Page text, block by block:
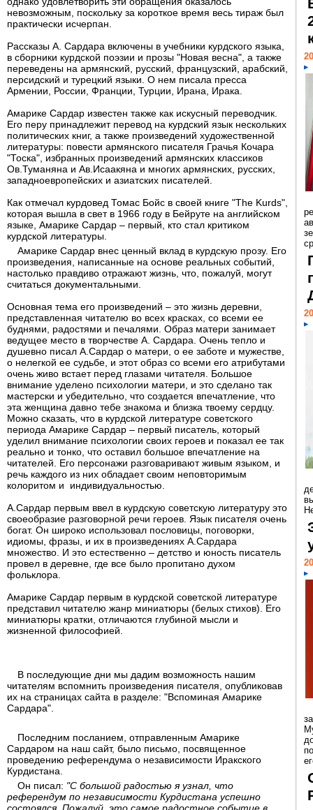
невозможным, поскольку за короткое время весь тираж был
практически исчерпан.
Рассказы А. Сардара включены в учебники курдского языка,
в сборники курдской поэзии и прозы "Новая весна", а также
переведены на армянский, русский, французский, арабский,
персидский и турецкий языки. О нем писала пресса
Армении, России, Франции, Турции, Ирана, Ирака.
Амарике Сардар известен также как искусный переводчик.
Его перу принадлежит перевод на курдский язык нескольких
политических книг, а также произведений художественной
литературы: повести армянского писателя Грачья Кочара
"Тоска", избранных произведений армянских классиков
Ов.Туманяна и Ав.Исаакяна и многих армянских, русских,
западноевропейских и азиатских писателей.
Как отмечал курдовед Томас Бойс в своей книге "The Kurds",
которая вышла в свет в 1966 году в Бейруте на английском
языке, Амарике Сардар – первый, кто стал критиком
курдской литературы.
Амарике Сардар внес ценный вклад в курдскую прозу. Его
произведения, написанные на основе реальных событий,
настолько правдиво отражают жизнь, что, пожалуй, могут
считаться документальными.
Основная тема его произведений – это жизнь деревни,
представленная читателю во всех красках, со всеми ее
буднями, радостями и печалями. Образ матери занимает
ведущее место в творчестве А. Сардара. Очень тепло и
душевно писал А.Сардар о матери, о ее заботе и мужестве,
о нелегкой ее судьбе, и этот образ со всеми его атрибутами
очень живо встает перед глазами читателя. Большое
внимание уделено психологии матери, и это сделано так
мастерски и убедительно, что создается впечатление, что
эта женщина давно тебе знакома и близка твоему сердцу.
Можно сказать, что в курдской литературе советского
периода Амарике Сардар – первый писатель, который
уделил внимание психологии своих героев и показал ее так
реально и тонко, что оставил большое впечатление на
читателей. Его персонажи разговаривают живым языком, и
речь каждого из них обладает своим неповторимым
колоритом и индивидуальностью.
А.Сардар первым ввел в курдскую советскую литературу это
своеобразие разговорной речи героев. Язык писателя очень
богат. Он широко использовал пословицы, поговорки,
идиомы, фразы, и их в произведениях А.Сардара
множество. И это естественно – детство и юность писатель
провел в деревне, где все было пропитано духом
фольклора.
Амарике Сардар первым в курдской советской литературе
представил читателю жанр миниатюры (белых стихов). Его
миниатюры кратки, отличаются глубиной мысли и
жизненной философией.
В последующие дни мы дадим возможность нашим
читателям вспомнить произведения писателя, опубликовав
их на страницах сайта в разделе: "Вспоминая Амарике
Сардара".
Последним посланием , отправленным Амарике
Сардаром на наш сайт, было письмо, посвященное
проведению референдума о независимости Иракского
Курдистана.
Он писал: "С большой радостью я узнал, что
референдум по независимости Курдистана успешно